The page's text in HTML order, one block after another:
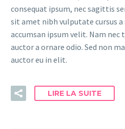
consequat ipsum, nec sagittis
sit amet nibh vulputate cursus
accumsan ipsum velit. Nam
auctor a ornare odio. Sed non
auctor eu in elit.
LIRE LA SUITE